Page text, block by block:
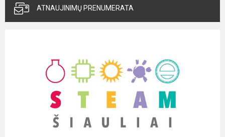
ATNAUJINIMŲ PRENUMERATA